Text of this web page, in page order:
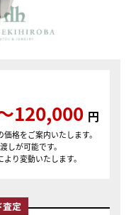
120,000 円
格をご案内いたします。
しが可能です。
り変動いたします。